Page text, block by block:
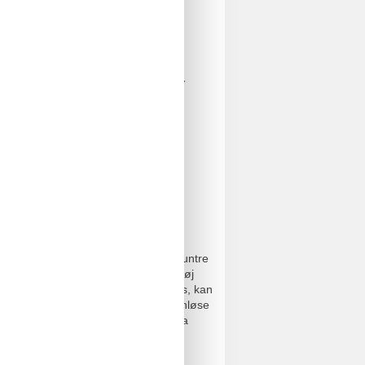
·
og Aquapark, hvor familien kan muntre
til livlige Aalborg, som i høj
gå til Nordsømuseet i Hirtshals, kan
for Lønstrup ligger den lille, tårnløse
blev bygget, lå den 2 kilometer fra